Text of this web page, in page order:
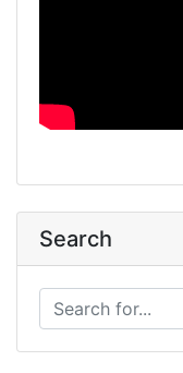
Search